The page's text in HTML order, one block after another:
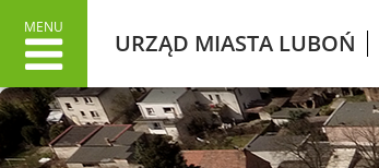
MENU
URZĄD MIASTA
URZĄD MIASTA LUBOŃ